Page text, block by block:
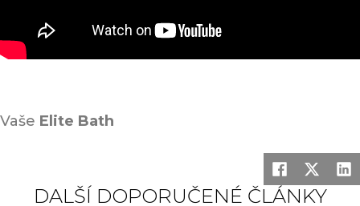
Vaše Elite Bath
DALŠÍ DOPORUČENÉ ČLÁNKY